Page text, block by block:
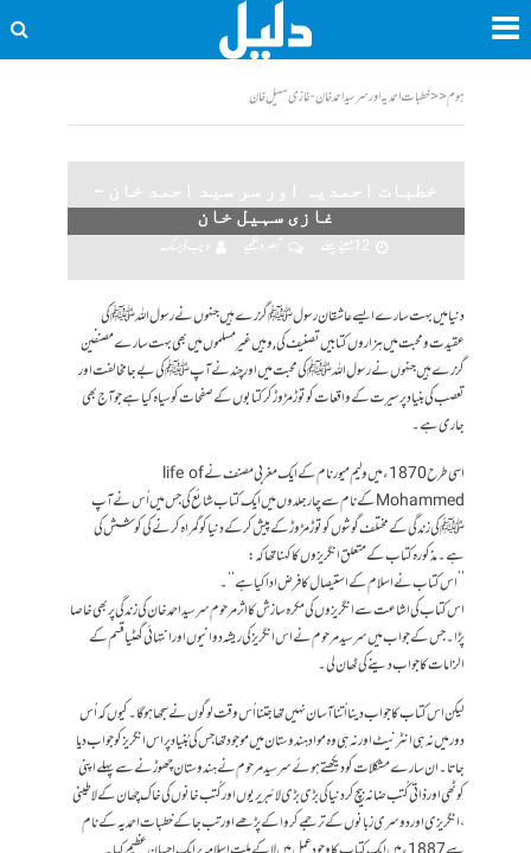
ہوم<<خطبات احمدیہ اور سر سید احمد خان - غازی سہیل خان
خطبات احمدیہ اور سر سید احمد خان –
غازی سہیل خان
12 مہینے پہلے
تبصرہ لکھیے ویب ڈیسک
دنیا میں بہت سارے ایسے عاشقان رسول ﷺ گزرے ہیں جنہوں نے رسول اللہ ﷺ کی
عقیدت و محبت میں ہزاروں کتابیں تصنیف کی ,وہیں غیر مسلموں میں بھی بہت سارے مصنفین
گزرے ہیں جنہوں نے رسول اللہ ﷺ کی محبت میں اور چند نے آپ ﷺ کی بے جا مخالفت اور
تعصب کی بنیاد پر سیرت کے واقعات کو توڑ مڑوڑ کر کتابوں کے صفحات کو سیاہ کیاہے جو آج بھی
جاری ہے۔
اسی طرح 1870ء میں ولیم میور نام کے ایک مغربی مصنف نے life of
Mohammedکے نام سے چار جلدوں میں ایک کتاب شائع کی جس میں اُس نے آپ
ﷺ کی زندگی کے مختلف گوشوں کو توڑ مڑوڑ کے پیش کر کے دنیا کو گمراہ کرنے کی کوشش کی
ہے۔مذکورہ کتاب کے متعلق انگریزوں کا کہنا تھا کہ :
’’ اس کتاب نے اسلام کے استیصال کا فرض ادا کیا ہے ‘‘۔
اس کتاب کی اشاعت سے انگریز وں کی مکرہ سازش کا اثر مرحوم سرسید احمد خان کی زندگی پر بھی خاصا
پڑا۔جس کے جواب میں سرسید مرحوم نے اس انگریز کی ریشہ دوانیوں اور انتہائی گھٹیا قسم کے
الزامات کا جواب دینے کی ٹھان لی ۔
لیکن اس کتاب کا جواب دینا اُتنا آسان نہیں تھا جتنا اُس وقت لوگوں نے سجھا ہو گا۔کیوں کہ اُس
دور میں نہ ہی انٹرنیٹ اور نہ ہی وہ مواد ہندوستان میں موجود تھا جس کی بُنیاد پر اس انگریز کو جواب دیا
جاتا۔ ان سارے مشکلات کو دیکھتے ہوئے سرسید مرحوم نے ہندوستان چھوڑ نے سے پہلے اپنی
کوٹھی اور ذاتی کُتب ضانہ بیچ کر دنیا کی بڑی بڑی لائبریریوں اور کُتب خانوں کی خاک چھان کے لاطینی
،انگریزی اور دوسری زبانوں کے ترجمے کروا کے پڑھے اور تب جا کے خطبات احمدیہ کے نام